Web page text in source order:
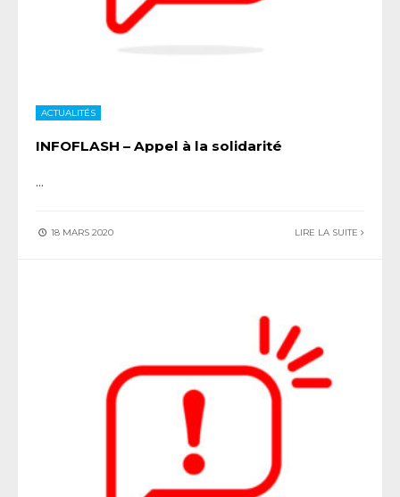
ACTUALITÉS
INFOFLASH – Appel à la solidarité
...
18 MARS 2020 LIRE LA SUITE